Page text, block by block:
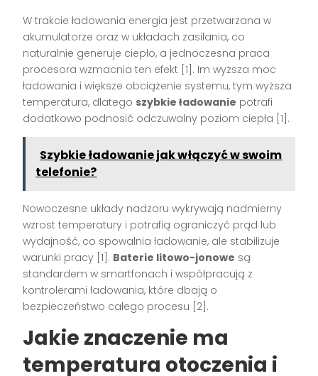
W trakcie ładowania energia jest przetwarzana w
akumulatorze oraz w układach zasilania, co
naturalnie generuje ciepło, a jednoczesna praca
procesora wzmacnia ten efekt [1]. Im wyższa moc
ładowania i większe obciążenie systemu, tym wyższa
temperatura, dlatego szybkie ładowanie potrafi
dodatkowo podnosić odczuwalny poziom ciepła [1].
Szybkie ładowanie jak włączyć w swoim
telefonie?
Nowoczesne układy nadzoru wykrywają nadmierny
wzrost temperatury i potrafią ograniczyć prąd lub
wydajność, co spowalnia ładowanie, ale stabilizuje
warunki pracy [1]. Baterie litowo-jonowe są
standardem w smartfonach i współpracują z
kontrolerami ładowania, które dbają o
bezpieczeństwo całego procesu [2].
Jakie znaczenie ma
temperatura otoczenia i